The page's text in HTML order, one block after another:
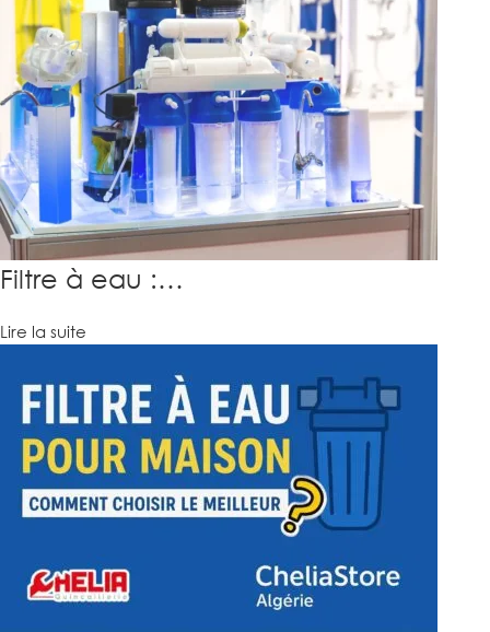
Filtre à eau :…
Lire la suite